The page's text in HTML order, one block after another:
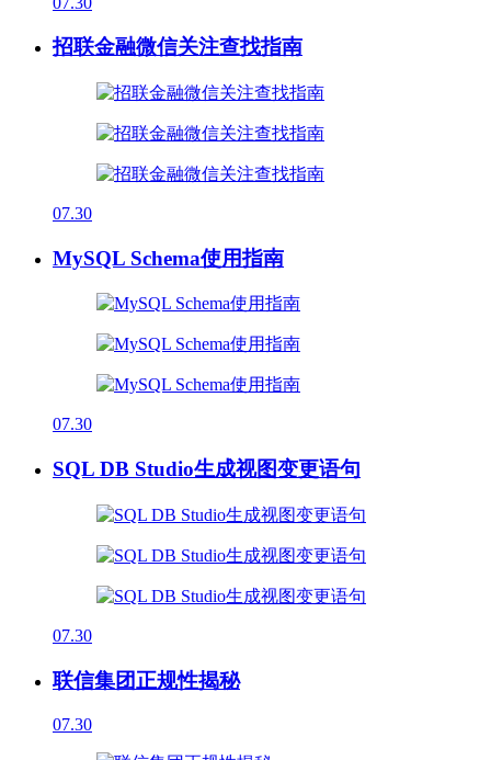
招联金融微信关注查找指南
07.30
MySQL Schema使用指南
07.30
SQL DB Studio生成视图变更语句
07.30
联信集团正规性揭秘
07.30